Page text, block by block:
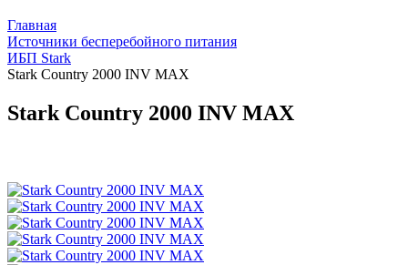
Главная
Источники бесперебойного питания
ИБП Stark
Stark Country 2000 INV MAX
Stark Country 2000 INV MAX